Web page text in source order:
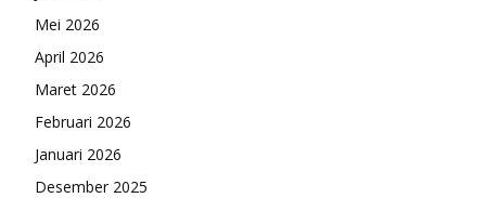
Mei 2026
April 2026
Maret 2026
Februari 2026
Januari 2026
Desember 2025